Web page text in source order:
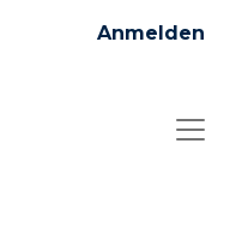
Anmelden